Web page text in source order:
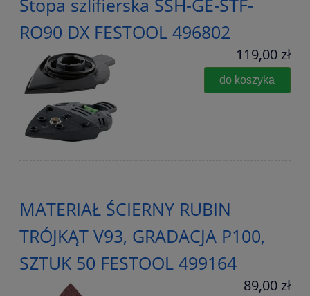
Stopa szlifierska SSH-GE-STF-
RO90 DX FESTOOL 496802
119,00 zł
do koszyka
MATERIAŁ ŚCIERNY RUBIN
TRÓJKĄT V93, GRADACJA P100,
SZTUK 50 FESTOOL 499164
89,00 zł